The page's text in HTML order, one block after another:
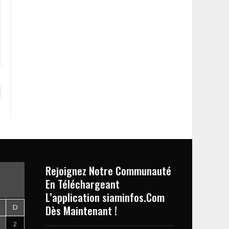
D
2
Rejoignez Notre Communauté
En Téléchargeant
L’application siaminfos.Com
Dès Maintenant !